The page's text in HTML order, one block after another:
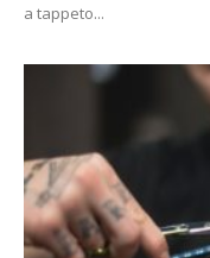
a tappeto...